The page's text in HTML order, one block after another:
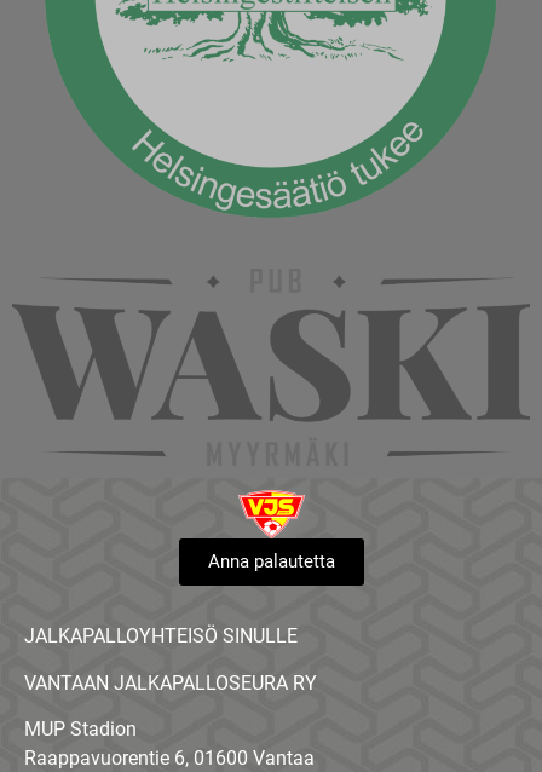
Anna palautetta
JALKAPALLOYHTEISÖ SINULLE
VANTAAN JALKAPALLOSEURA RY
MUP Stadion
Raappavuorentie 6, 01600 Vantaa